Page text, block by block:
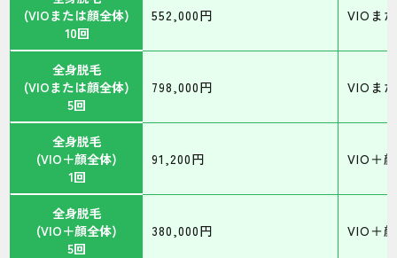
(VIOまたは顔全体)
10回
552,000円 VIOま
全身脱毛
(VIOまたは顔全体)
5回
798,000円 VIOま
全身脱毛
(VIO＋顔全体)
1回
91,200円 VIO＋
全身脱毛
(VIO＋顔全体)
5回
380,000円 VIO＋